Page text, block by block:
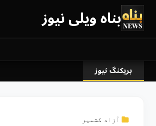
بناہ ویلی نیوز
بریکنگ نیوز
آزاد کشمیر